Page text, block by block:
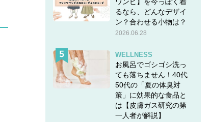
るなら、どんなデザイ
ン？合わせる小物は？
2026.06.28
WELLNESS
お風呂でゴシゴシ洗っ
ても落ちません！40代
50代の「夏の体臭対
策」に効果的な食品と
は【皮膚ガス研究の第
一人者が解説】